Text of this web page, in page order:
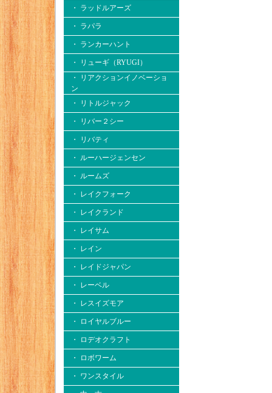
・ ラッドルアーズ
・ ラパラ
・ ランカーハント
・ リューギ（RYUGI）
・ リアクションイノベーショ
ン
・ リトルジャック
・ リバー２シー
・ リバティ
・ ルーハージェンセン
・ ルームズ
・ レイクフォーク
・ レイクランド
・ レイサム
・ レイン
・ レイドジャパン
・ レーベル
・ レスイズモア
・ ロイヤルブルー
・ ロデオクラフト
・ ロボワーム
・ ワンスタイル